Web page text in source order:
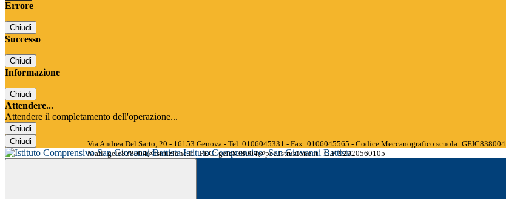
Errore
Chiudi
Successo
Chiudi
Informazione
Chiudi
Attendere...
Attendere il completamento dell'operazione...
Chiudi
Chiudi
Istituto Comprensivo San Giovanni Battista
Via Andrea Del Sarto, 20 - 16153 Genova - Tel. 0106045331 - Fax: 0106045565 - Codice Meccanografico scuola: GEIC838004
Mail: geic838004@istruzione.it - PEC: geic838004@pec.istruzione.it - C.F. 92020560105